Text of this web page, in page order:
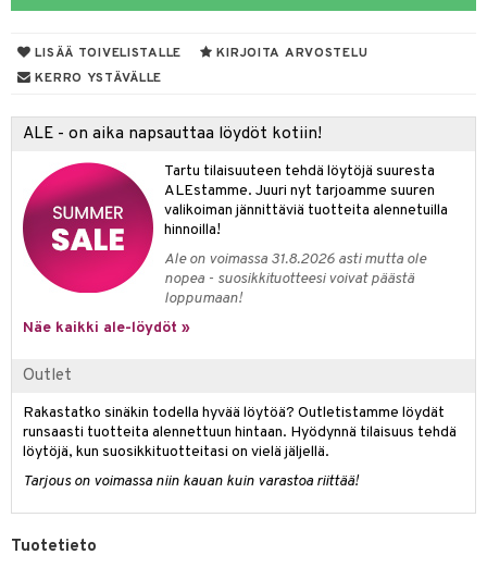
LISÄÄ TOIVELISTALLE
KIRJOITA ARVOSTELU
KERRO YSTÄVÄLLE
ALE - on aika napsauttaa löydöt kotiin!
Tartu tilaisuuteen tehdä löytöjä suuresta
ALEstamme. Juuri nyt tarjoamme suuren
valikoiman jännittäviä tuotteita alennetuilla
hinnoilla!
Ale on voimassa 31.8.2026 asti mutta ole
nopea - suosikkituotteesi voivat päästä
loppumaan!
Näe kaikki ale-löydöt »
Outlet
Rakastatko sinäkin todella hyvää löytöä? Outletistamme löydät
runsaasti tuotteita alennettuun hintaan. Hyödynnä tilaisuus tehdä
löytöjä, kun suosikkituotteitasi on vielä jäljellä.
Tarjous on voimassa niin kauan kuin varastoa riittää!
Tuotetieto
& saippuat
& Viikset
poisto
10
1: Puhdistus
3: Kosteutus
ja naamiot
Huulten Hoito
Elixir
Happy For Men
& Soujaus
& Ihonpuhdistus